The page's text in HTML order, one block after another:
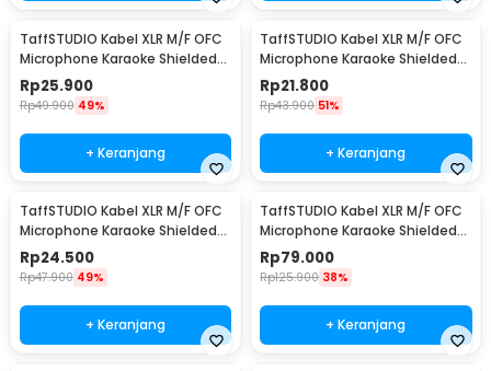
TaffSTUDIO Kabel XLR M/F OFC
Microphone Karaoke Shielded
3M - BOF30
Rp25.900
Rp49.900 49%
+ Keranjang
TaffSTUDIO Kabel XLR M/F OFC
Microphone Karaoke Shielded
1M - BOF30
Rp21.800
Rp43.900 51%
+ Keranjang
TaffSTUDIO Kabel XLR M/F OFC
Microphone Karaoke Shielded
1.8M - BOF30
Rp24.500
Rp47.900 49%
+ Keranjang
TaffSTUDIO Kabel XLR M/F OFC
Microphone Karaoke Shielded
20M - BOF30
Rp79.000
Rp125.900 38%
+ Keranjang